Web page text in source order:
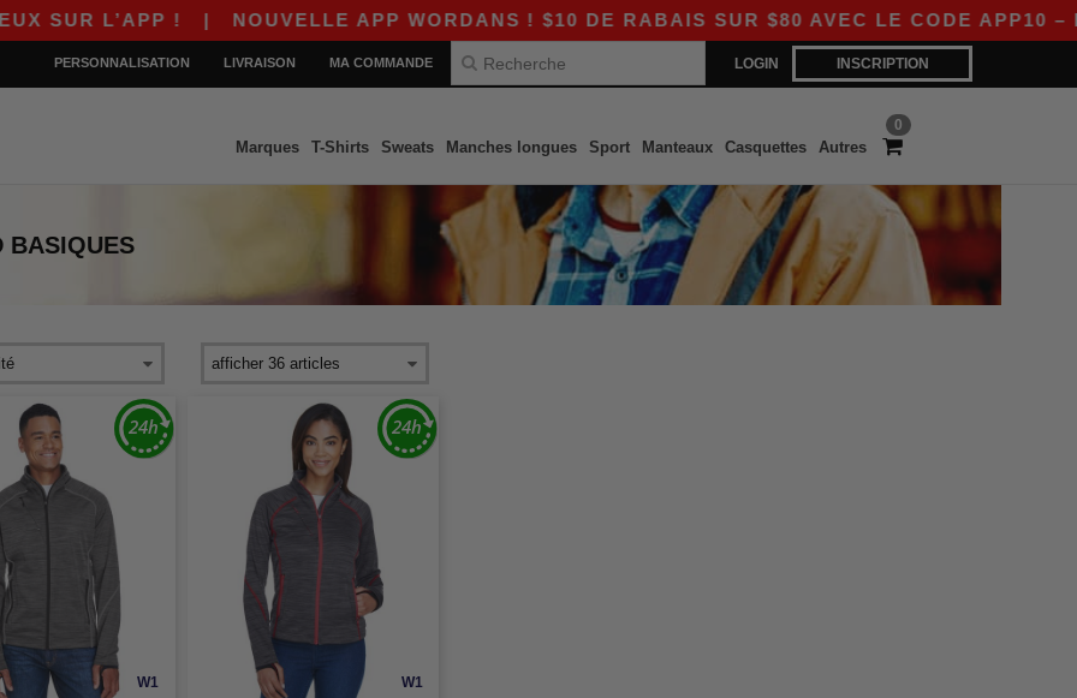
L’APP !|NOUVELLE APP WORDANS ! $10 DE RABAIS SUR $80 AVEC LE CODE APP10 – DES
LOGIN INSCRIPTION
PERSONNALISATION LIVRAISON MA COMMANDE
0
Marques T-Shirts Sweats Manches longues Sport Manteaux Casquettes Autres
BASIQUES
W1 W1